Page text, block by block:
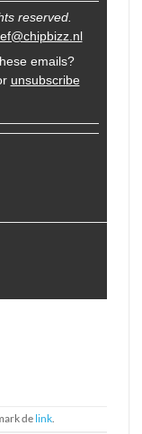
reserved.
emails?
unsubscribe
de link